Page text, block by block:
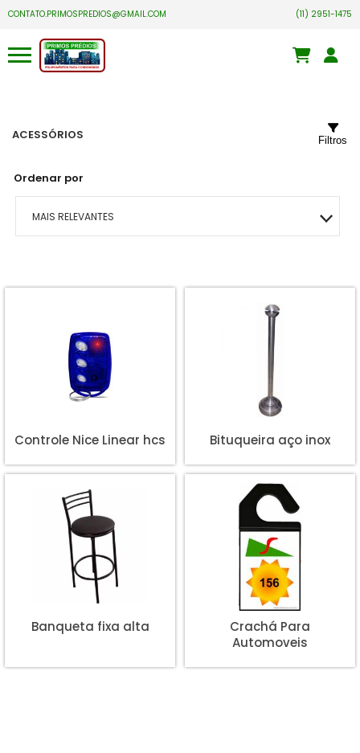
CONTATO.PRIMOSPREDIOS@GMAIL.COM (11) 2951-1475
ACESSÓRIOS
Ordenar por
MAIS RELEVANTES
Filtros
Controle Nice Linear hcs Bituqueira aço inox
Banqueta fixa alta
Crachá Para
Automoveis